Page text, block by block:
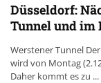
Düsseldorf:
Tunnel und im
Werstener Tunnel
wird von Montag
Daher kommt es zu ...